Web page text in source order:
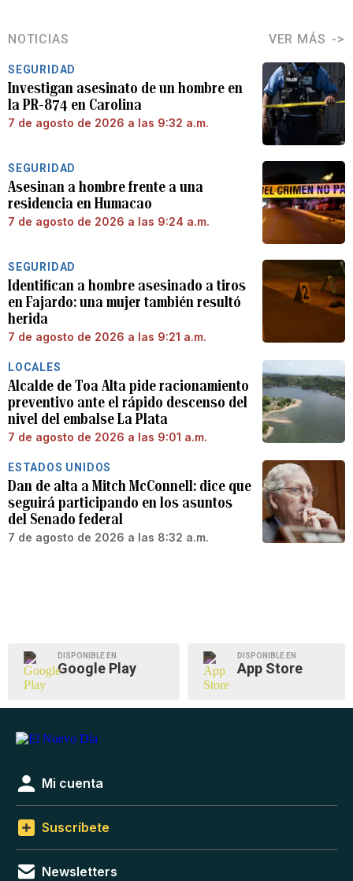
NOTICIAS VER MÁS
SEGURIDAD
Investigan asesinato de un hombre en
la PR-874 en Carolina
7 de agosto de 2026 a las 9:32 a.m.
SEGURIDAD
Asesinan a hombre frente a una
residencia en Humacao
7 de agosto de 2026 a las 9:24 a.m.
SEGURIDAD
Identifican a hombre asesinado a tiros
en Fajardo: una mujer también resultó
herida
7 de agosto de 2026 a las 9:21 a.m.
LOCALES
Alcalde de Toa Alta pide racionamiento
preventivo ante el rápido descenso del
nivel del embalse La Plata
7 de agosto de 2026 a las 9:01 a.m.
ESTADOS UNIDOS
Dan de alta a Mitch McConnell: dice que
seguirá participando en los asuntos
del Senado federal
7 de agosto de 2026 a las 8:32 a.m.
DISPONIBLE EN
Google Play
DISPONIBLE EN
App Store
Mi cuenta
Suscríbete
Newsletters